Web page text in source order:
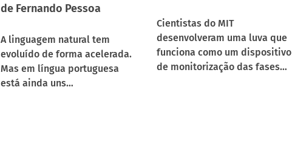
de Fernando Pessoa
A linguagem natural tem
evoluído de forma acelerada.
Mas em língua portuguesa
está ainda uns…
Cientistas do MIT
desenvolveram uma luva que
funciona como um dispositivo
de monitorização das fases…